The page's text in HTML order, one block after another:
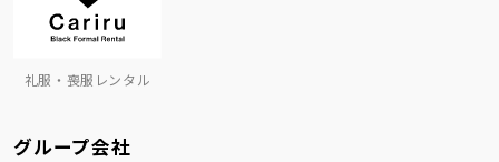
礼服・喪服レンタル
グループ会社